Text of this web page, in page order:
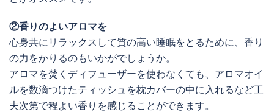
②香りのよいアロマを
心身共にリラックスして質の高い睡眠をとるために、香り
の力をかりるのもいかがでしょうか。
アロマを焚くディフューザーを使わなくても、アロマオイ
ルを数滴つけたティッシュを枕カバーの中に入れるなど工
夫次第で程よい香りを感じることができます。